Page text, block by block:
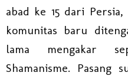
abad ke 15 dari
komunitas baru
lama mengakar
Shamanisme.